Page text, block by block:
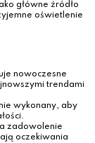
główne źródło
oświetlenie
nowoczesne
trendami
wykonany, aby
zadowolenie
oczekiwania